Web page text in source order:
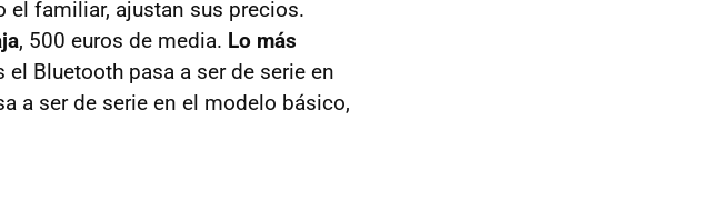
el familiar, ajustan sus precios.
, 500 euros de media. Lo más
el Bluetooth pasa a ser de serie en
a ser de serie en el modelo básico,